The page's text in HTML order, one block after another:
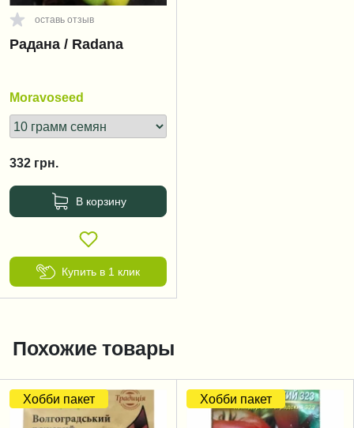
оставь отзыв
Радана / Radana
Moravoseed
332 грн.
В корзину
Купить в 1 клик
Похожие товары
Хобби пакет Хобби пакет